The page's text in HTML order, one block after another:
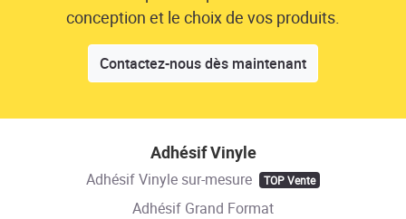
conception et le choix de vos produits.
Contactez-nous dès maintenant
Adhésif Vinyle
Adhésif Vinyle sur-mesure TOP Vente
Adhésif Grand Format